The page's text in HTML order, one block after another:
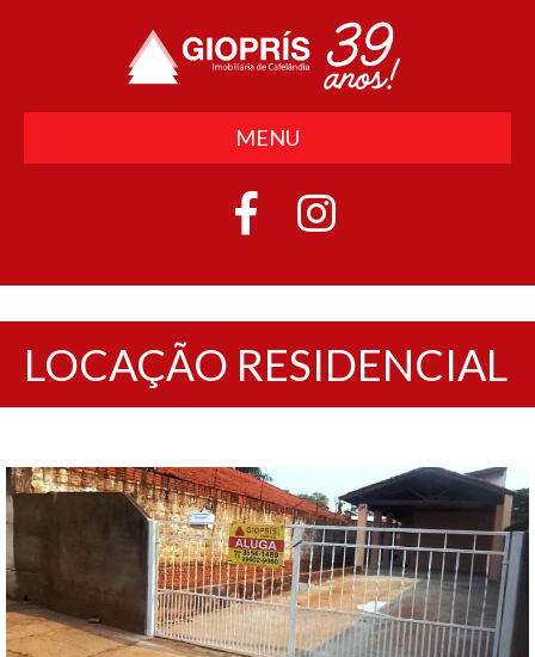
MENU
LOCAÇÃO RESIDENCIAL